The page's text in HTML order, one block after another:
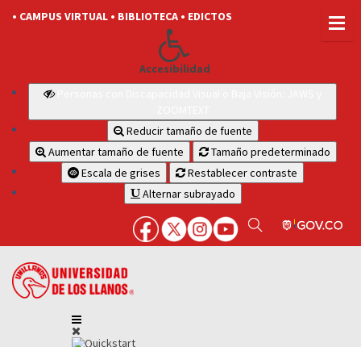
• CAMPUS VIRTUAL • BIBLIOTECA • EDICTOS
Accesibilidad
Reducir tamaño de fuente
Aumentar tamaño de fuente
Tamaño predeterminado
Escala de grises
Restablecer contraste
Alternar subrayado